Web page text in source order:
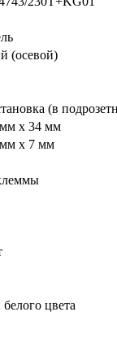
(осевой)
(в
x 34 мм
x 7 мм
цвета